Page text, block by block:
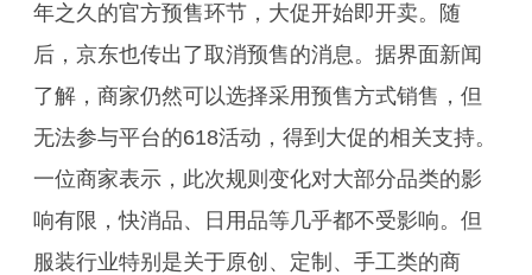
年之久的官方预售环节，大促开始即开卖。随
后，京东也传出了取消预售的消息。据界面新闻
了解，商家仍然可以选择采用预售方式销售，但
无法参与平台的618活动，得到大促的相关支持。
一位商家表示，此次规则变化对大部分品类的影
响有限，快消品、日用品等几乎都不受影响。但
服装行业特别是关于原创、定制、手工类的商